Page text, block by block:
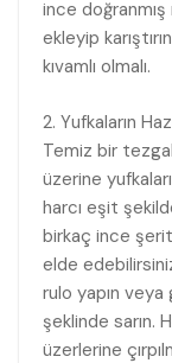
ince
ekleyip
kıvamlı olmalı.
2. Yufkaların
Temiz bir
üzerine
harcı eşit
birkaç ince
elde
rulo yapın
şeklinde sarın.
üzerlerine